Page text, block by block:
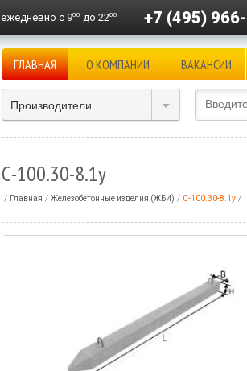
ежедневно с 900 до 2200 +7 (495)
ГЛАВНАЯ О КОМПАНИИ ВАКАНСИИ
Производители
С-100.30-8.1у
Главная Железобетонные изделия (ЖБИ) С-100.30-8.1у